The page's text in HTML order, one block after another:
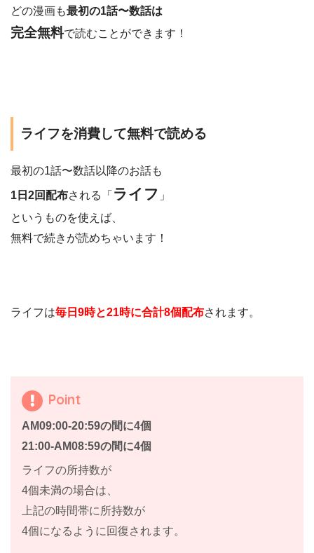
どの漫画も最初の1話〜数話は
完全無料で読むことができます！
ライフを消費して無料で読める
最初の1話〜数話以降のお話も
1日2回配布される「 ライフ 」
というものを使えば、
無料で続きが読めちゃいます！
ライフは毎日9時と21時に合計8個配布されます。
Point
AM09:00-20:59の間に4個
21:00-AM08:59の間に4個
ライフの所持数が
4個未満の場合は、
上記の時間帯に所持数が
4個になるように回復されます。